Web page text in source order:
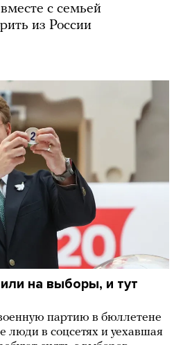
с семьей
из России
на выборы, и тут
партию в бюллетене
в соцсетях и уехавшая